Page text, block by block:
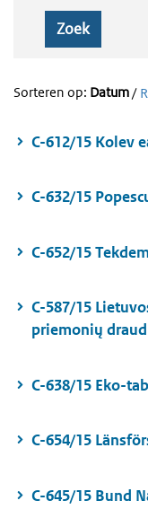
Zoek
Sorteren op: Datum/
C-612/15 Kolev
C-632/15
C-652/15
C-587/15
priemonių
C-638/15 Eko-
C-654/15
C-645/15 Bund